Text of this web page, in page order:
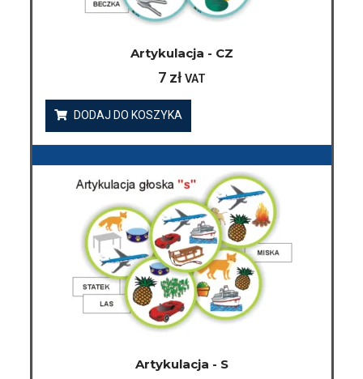
Artykulacja - CZ
7 zł VAT
DODAJ DO KOSZYKA
Artykulacja - S